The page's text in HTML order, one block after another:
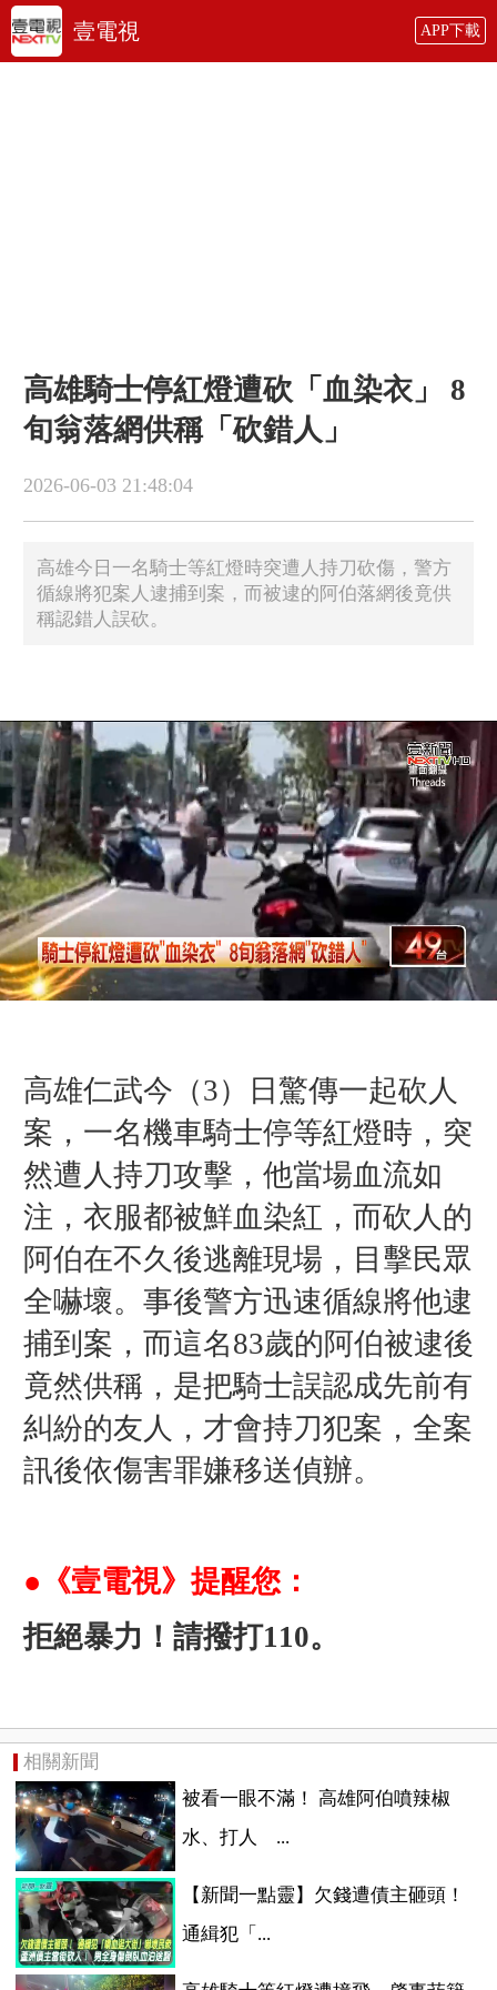
壹電視 APP下載
高雄騎士停紅燈遭砍「血染衣」 8
旬翁落網供稱「砍錯人」
2026-06-03 21:48:04
高雄今日一名騎士等紅燈時突遭人持刀砍傷，警方
循線將犯案人逮捕到案，而被逮的阿伯落網後竟供
稱認錯人誤砍。
高雄仁武今（3）日驚傳一起砍人
案，一名機車騎士停等紅燈時，突
然遭人持刀攻擊，他當場血流如
注，衣服都被鮮血染紅，而砍人的
阿伯在不久後逃離現場，目擊民眾
全嚇壞。事後警方迅速循線將他逮
捕到案，而這名83歲的阿伯被逮後
竟然供稱，是把騎士誤認成先前有
糾紛的友人，才會持刀犯案，全案
訊後依傷害罪嫌移送偵辦。
●《壹電視》提醒您：
拒絕暴力！請撥打110。
相關新聞
被看一眼不滿！ 高雄阿伯噴辣椒
水、打人 ...
【新聞一點靈】欠錢遭債主砸頭！
通緝犯「...